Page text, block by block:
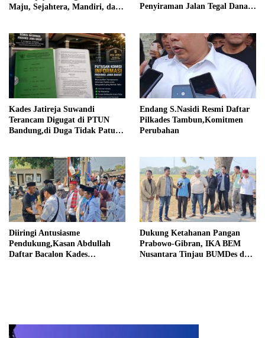
Maju, Sejahtera, Mandiri, dan
Penyiraman Jalan Tegal Danas
Kades Jatireja Suwandi
Terancam Digugat di PTUN
Bandung,di Duga Tidak Patuhi
Endang S.Nasidi Resmi Daftar
Pilkades Tambun,Komitmen
Perubahan
Diiringi Antusiasme
Pendukung,Kasan Abdullah
Daftar Bacalon Kades
Dukung Ketahanan Pangan
Prabowo-Gibran, IKA BEM
Nusantara Tinjau BUMDes dan